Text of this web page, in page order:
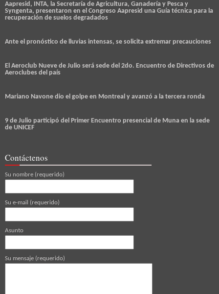
Aapresid, INTA, la Secretaría de Agricultura, Ganadería y Pesca y
Syngenta, presentaron en el Congreso Aapresid una Guía técnica para la
recuperación de suelos degradados
Ante el pronóstico de lluvias intensas, se solicita extremar precauciones
El Aeroclub Nueve de Julio será sede del 2do. Encuentro de Directivos de
Aeroclubes del país
Mariano Navone dio el golpe en Montreal y avanzó a la tercera ronda
9 de Julio participó del Primer Encuentro presencial de Muna en la sede
de UNICEF
Contáctenos
Su nombre (requerido)
Su e-mail (requerido)
Asunto
Su mensaje (requerido)